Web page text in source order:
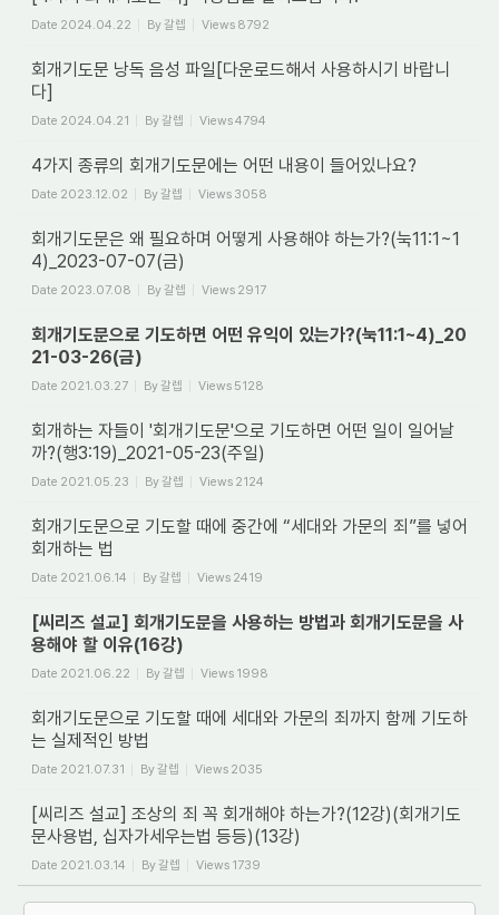
Date 2024.04.22 By갈렙 Views 8792
회개기도문 낭독 음성 파일[다운로드해서 사용하시기 바랍니
다]
Date 2024.04.21 By갈렙 Views4794
4가지 종류의 회개기도문에는 어떤 내용이 들어있나요?
Date 2023.12.02 By갈렙 Views 3058
회개기도문은 왜 필요하며 어떻게 사용해야 하는가?(눅11:1~1
4)_2023-07-07(금)
Date 2023.07.08 By갈렙 Views 2917
회개기도문으로 기도하면 어떤 유익이 있는가?(눅11:1~4)_20
21-03-26(금)
Date 2021.03.27 By갈렙 Views 5128
회개하는 자들이 '회개기도문'으로 기도하면 어떤 일이 일어날
까?(행3:19)_2021-05-23(주일)
Date 2021.05.23 By갈렙 Views 2124
회개기도문으로 기도할 때에 중간에 “세대와 가문의 죄”를 넣어
회개하는 법
Date 2021.06.14 By갈렙 Views 2419
[씨리즈 설교] 회개기도문을 사용하는 방법과 회개기도문을 사
용해야 할 이유(16강)
Date 2021.06.22 By갈렙 Views 1998
회개기도문으로 기도할 때에 세대와 가문의 죄까지 함께 기도하
는 실제적인 방법
Date 2021.07.31 By갈렙 Views 2035
[씨리즈 설교] 조상의 죄 꼭 회개해야 하는가?(12강)(회개기도
문사용법, 십자가세우는법 등등)(13강)
Date 2021.03.14 By갈렙 Views 1739